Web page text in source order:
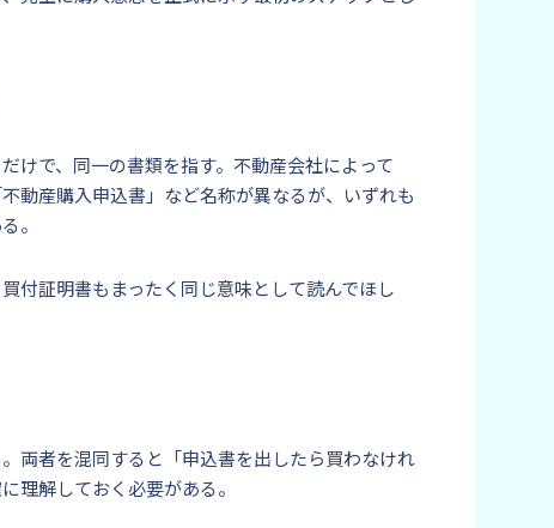
けで、同一の書類を指す。不動産会社によって
動産購入申込書」など名称が異なるが、いずれも
。
付証明書もまったく同じ意味として読んでほし
両者を混同すると「申込書を出したら買わなけれ
理解しておく必要がある。